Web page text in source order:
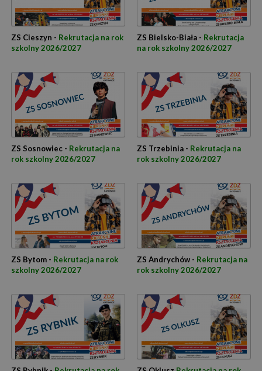
ZS Cieszyn - Rekrutacja na rok
szkolny 2026/2027
ZS Bielsko-Biała - Rekrutacja
na rok szkolny 2026/2027
ZS Sosnowiec - Rekrutacja na
rok szkolny 2026/2027
ZS Trzebinia - Rekrutacja na
rok szkolny 2026/2027
ZS Bytom - Rekrutacja na rok
szkolny 2026/2027
ZS Andrychów - Rekrutacja na
rok szkolny 2026/2027